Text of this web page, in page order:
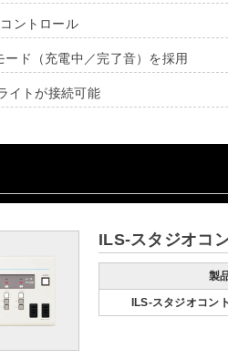
ントロール
ド（充電中／完了音）を採用
イトが接続可能
ILS-スタジオコ
製
ILS-スタジオコン